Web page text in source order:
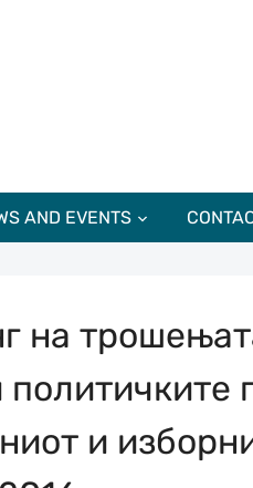
AND EVENTS
на
политичките
и